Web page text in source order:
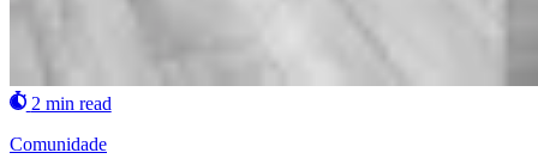
2 min read
Comunidade